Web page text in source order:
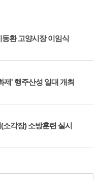
환 고양시장 이임식
제' 행주산성 일대 개최
소각장) 소방훈련 실시